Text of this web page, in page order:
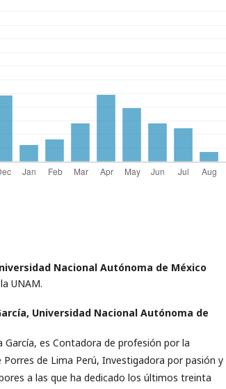
Nacional Autónoma de México
UNAM.
Universidad Nacional Autónoma de
García, es Contadora de profesión por la
Porres de Lima Perú, Investigadora por pasión y
a las que ha dedicado los últimos treinta